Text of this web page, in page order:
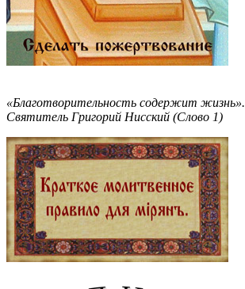
«Благотворительность содержит жизнь».
Святитель Григорий Нисский (Слово 1)